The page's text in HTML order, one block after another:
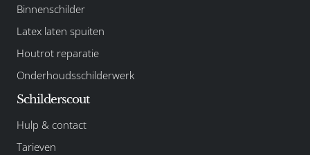
Binnenschilder
Latex laten spuiten
Houtrot reparatie
Onderhoudsschilderwerk
Schilderscout
Hulp & contact
Tarieven